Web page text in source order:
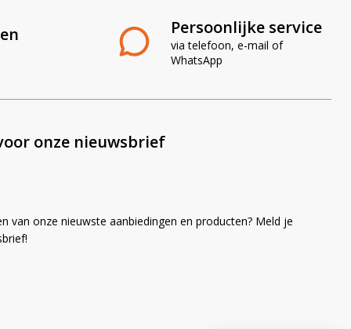
Persoonlijke service
via telefoon, e-mail of
WhatsApp
onze nieuwsbrief
van onze nieuwste aanbiedingen en producten? Meld je